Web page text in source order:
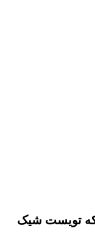
تویست شیک